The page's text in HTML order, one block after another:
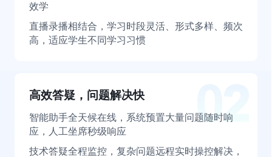
效学
直播录播相结合，学习时段灵活、形式多样、频次
高，适应学生不同学习习惯
高效答疑，问题解决快
智能助手全天候在线，系统预置大量问题随时响
应，人工坐席秒级响应
技术答疑全程监控，复杂问题远程实时操控解决，